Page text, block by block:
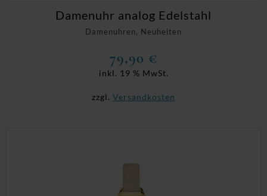
Damenuhren, Neuheiten
Damenuhr analog Edelstahl
79,90 €
inkl. 19 % MwSt.
zzgl. Versandkosten